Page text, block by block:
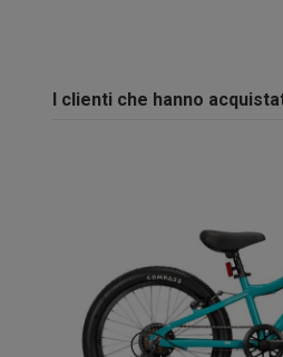
I clienti che hanno